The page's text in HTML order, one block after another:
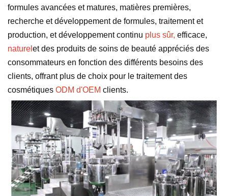
formules avancées et matures, matières premières,
recherche et développement de formules, traitement et
production, et développement continu plus sûr, efficace,
naturel et des produits de soins de beauté appréciés des
consommateurs en fonction des différents besoins des
clients, offrant plus de choix pour le traitement des
cosmétiques ODM d'OEM clients.